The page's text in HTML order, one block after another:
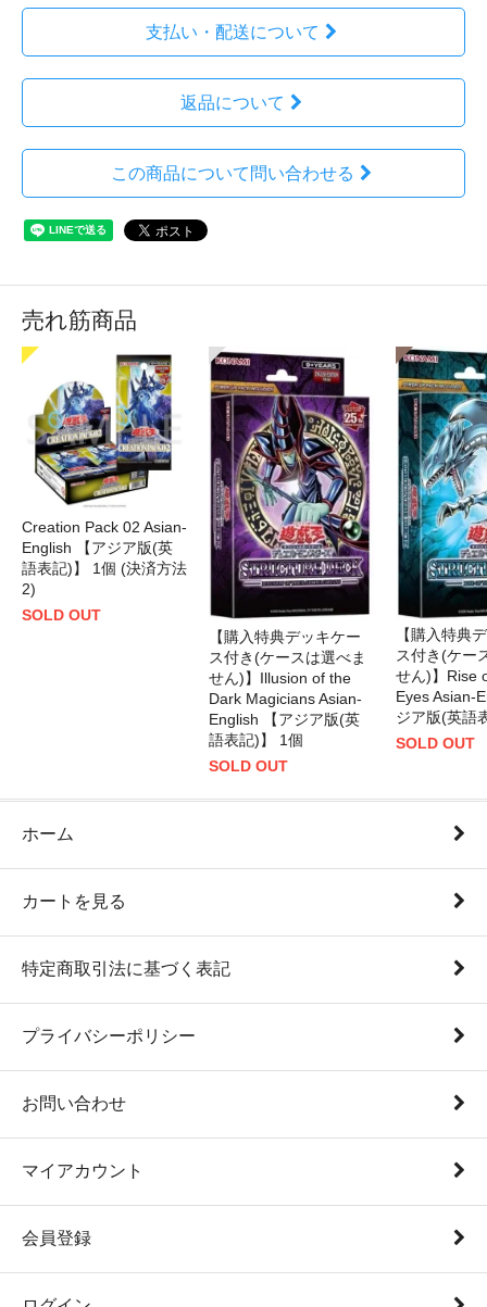
支払い・配送について
返品について
この商品について問い合わせる
売れ筋商品
Creation Pack 02 Asian-
English 【アジア版(英
語表記)】 1個 (決済方法
2)
SOLD OUT
【購入特典デッキケー
ス付き(ケースは選べま
せん)】Illusion of the
Dark Magicians Asian-
English 【アジア版(英
語表記)】 1個
SOLD OUT
【購入特典
ス付き(ケー
せん)】Rise
Eyes Asian-
ジア版(英語
SOLD OUT
ホーム
カートを見る
特定商取引法に基づく表記
プライバシーポリシー
お問い合わせ
マイアカウント
会員登録